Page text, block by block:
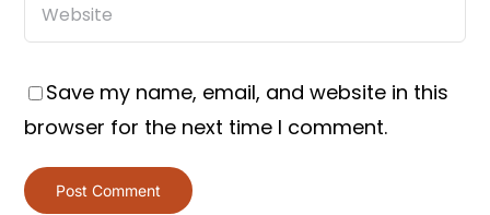
Save my name, email, and website in this
browser for the next time I comment.